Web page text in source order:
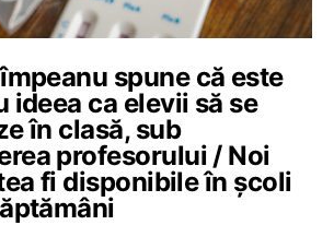
spune că este
ideea ca elevii să se
în clasă, sub
profesorului / Noi
fi disponibile în școli